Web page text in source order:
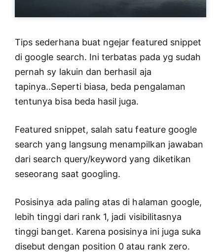
Tips sederhana buat ngejar featured snippet
di google search. Ini terbatas pada yg sudah
pernah sy lakuin dan berhasil aja
tapinya..Seperti biasa, beda pengalaman
tentunya bisa beda hasil juga.
Featured snippet, salah satu feature google
search yang langsung menampilkan jawaban
dari search query/keyword yang diketikan
seseorang saat googling.
Posisinya ada paling atas di halaman google,
lebih tinggi dari rank 1, jadi visibilitasnya
tinggi banget. Karena posisinya ini juga suka
disebut dengan position 0 atau rank zero.